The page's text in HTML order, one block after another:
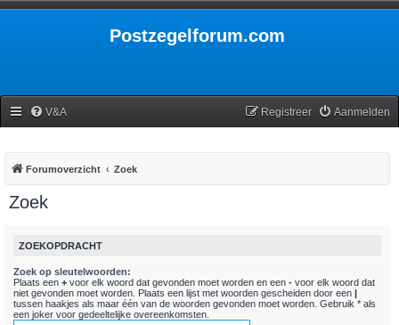
Postzegelforum.com
V&A Aanmelden
Registreer
Forumoverzicht Zoek
Zoek
ZOEKOPDRACHT
Zoek op sleutelwoorden:
Plaats een + voor elk woord dat gevonden moet worden en een - voor elk woord dat
niet gevonden moet worden. Plaats een lijst met woorden gescheiden door een |
tussen haakjes als maar één van de woorden gevonden moet worden. Gebruik * als
een joker voor gedeeltelijke overeenkomsten.